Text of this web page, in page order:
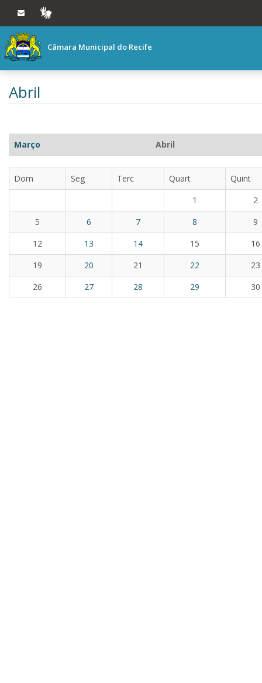
Ir ao conteúdo
Ir à navegação principal
VLIBRAS
Câmara Municipal do Recife
Abril
Março Abril
Dom Seg Terc Quart
Quint
1
2
5
6 7 8
9
12
13 14 15
16
19
20 21 22
23
26
27 28 29 30